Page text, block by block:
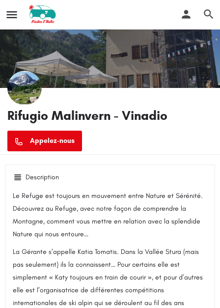
Rifugio Malinvern - Vinadio
Description
Le Refuge est toujours en mouvement entre Nature et Sérénité.
Découvrez au Refuge, avec notre façon de comprendre la
Montagne, comment vous mettre en relation avec la splendide
Nature qui nous entoure…
La Gérante s’appelle Katia Tomatis. Dans la Vallée Stura (mais
pas seulement) ils la connaissent… Pour certains elle est
simplement « Katy toujours en train de courir », et pour d’autres
elle est l’organisatrice de différentes compétitions
internationales de ski alpin qui se déroulent au fil des ans